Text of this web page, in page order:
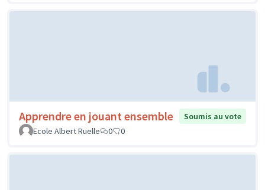
Apprendre en jouant ensemble
Soumis au vote
Ecole Albert Ruelle
0 0